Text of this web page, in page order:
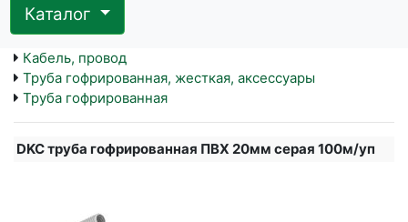
Каталог
Кабель, провод
Труба гофрированная, жесткая, аксессуары
Труба гофрированная
DKC труба гофрированная ПВХ 20мм серая 100м/уп